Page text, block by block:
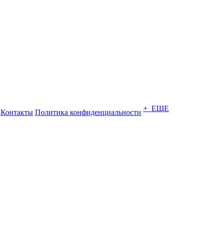
Контакты Политика конфиденциальности + ЕЩЕ